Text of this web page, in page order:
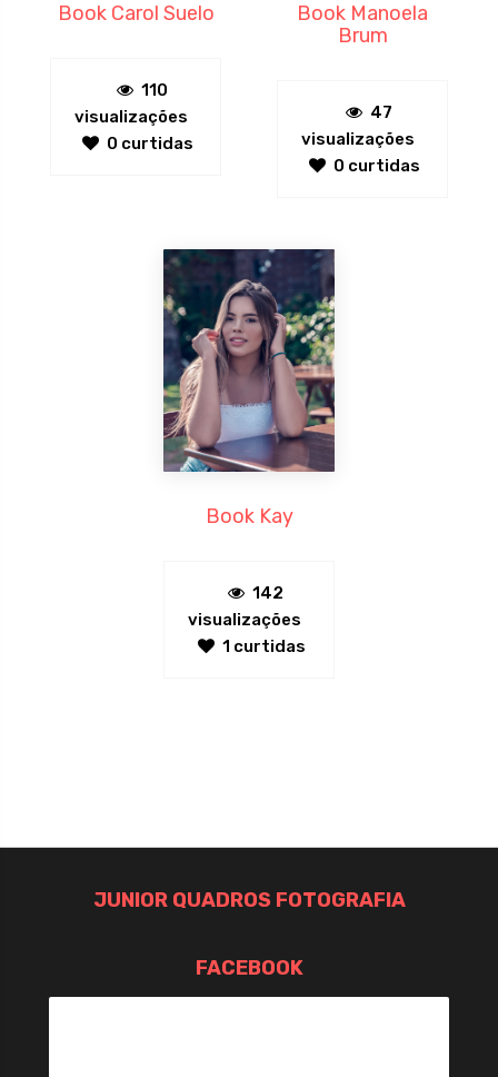
Book Carol Suelo
110
visualizações
0 curtidas
Book Manoela
Brum
47
visualizações
0 curtidas
Book Kay
142
visualizações
1 curtidas
JUNIOR QUADROS FOTOGRAFIA
FACEBOOK